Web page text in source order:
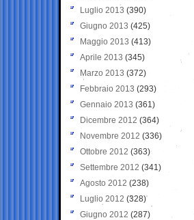
Luglio 2013 (390)
Giugno 2013 (425)
Maggio 2013 (413)
Aprile 2013 (345)
Marzo 2013 (372)
Febbraio 2013 (293)
Gennaio 2013 (361)
Dicembre 2012 (364)
Novembre 2012 (336)
Ottobre 2012 (363)
Settembre 2012 (341)
Agosto 2012 (238)
Luglio 2012 (328)
Giugno 2012 (287)